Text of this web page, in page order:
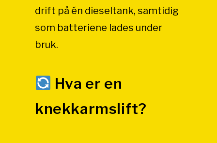
drift på én dieseltank, samtidig
som batteriene lades under
bruk.
Hva er en
knekkarmslift?